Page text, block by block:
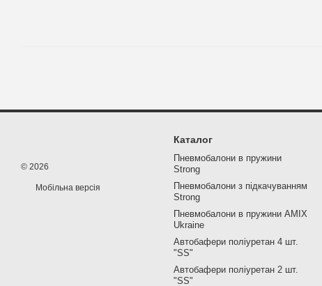
© 2026
Мобільна версія
Каталог
Пневмобалони в пружини
Strong
Пневмобалони з підкачуванням
Strong
Пневмобалони в пружини AMIX
Ukraine
Автобафери поліуретан 4 шт.
"SS"
Автобафери поліуретан 2 шт.
"SS"